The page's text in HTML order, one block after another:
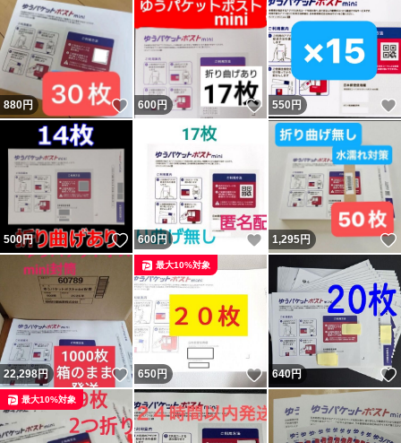
880円 いいね！
600円 いいね！
550 円
500円 いいね！
600円 いいね！
1,295円
22,298円 いいね！
650円 いいね！
最大10%対象
640円
最大10%対象